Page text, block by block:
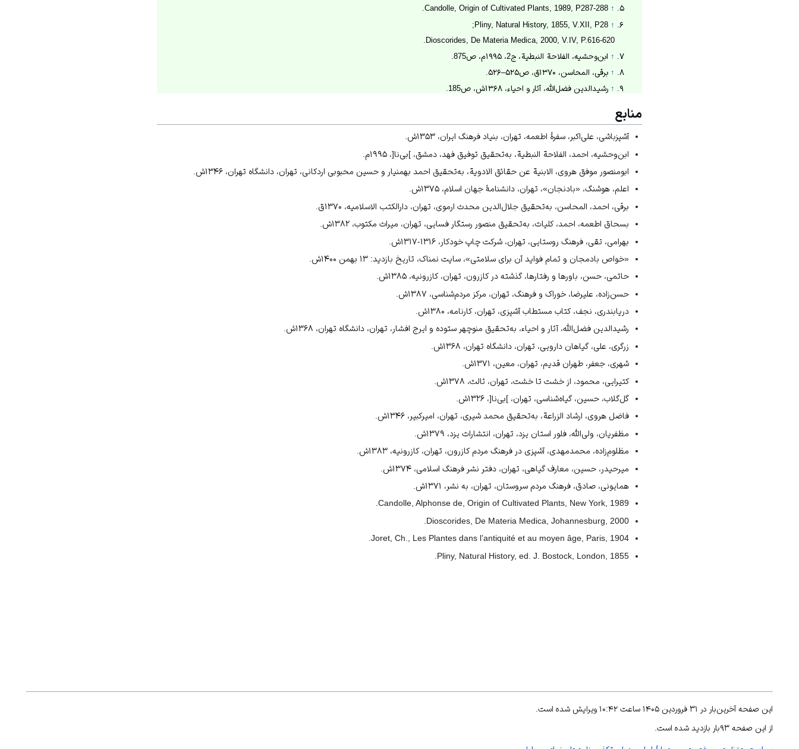
↑
Candolle, Origin of Cultivated Plants, 1989, P287-288.
↑
Pliny, Natural History, 1855, V.XII, P28;
Dioscorides, De Materia Medica, 2000, V.IV, P.616-620.
↑ ابن‌وحشیه، الفلاحة النبطیة، ج2، ۱۹۹۵م، ص875.
↑ برقی، المحاسن، ۱۳۷۰ق، ص۵۲۵–۵۲۶.
↑ رشیدالدین فضل‌الله، آثار و احیاء، ۱۳۶۸ش، ص185.
↑ ابومنصور موفق هروی، الابنیة عن حقائق الادویة، ۱۳۴۶ش، ص۴7.
↑ «خواص بادمجان و تمام فواید آن برای سلامتی»، سایت نمناک.
↑ شهری، طهران قدیم، ج5، ۱۳۷۱ش، ص225-226.
میرحیدر، معارف گیاهی، ج1، ۱۳۷۴ش، ص15.
کتیرایی، از خشت تا خشت، ۱۳۷۸ش، ص۳۲.
↑
مظلوم‌زاده، آشپزی در فرهنگ مردم کازرون، ۱۳۸۳ش، ص۲۷۴.
بسحاق اطعمه، کلیات، ۱۳۸۲ش، ص۱۹–۱۷۵.
↑
آشپزباشی، سفرهٔ اطعمه، ۱۳۵۳ش، ص۲۰ و ۲۲ و ۳۰ و ۳۳ و ۴۶ و ۵۴ و ۵۷ و ۶۰ و ۶۶.
↑ حسن‌زاده، خوراک و فرهنگ، ۱۳۸۷ش، ص۱۱۹–۱۲۰؛
دریابندری، کتاب مستطاب آشپزی، ج1، ۱۳۸۰ش، ص924.
↑ حاتمی، باورها و رفتارها، گذشته در کازرون، ۱۳۸۵ش، ص۲۰۶.
↑ همایونی، فرهنگ مردم سروستان، ۱۳۷۱ش، ص۱۵۵.
منابع
آشپزباشی، علی‌اکبر، سفرهٔ اطعمه، تهران، بنیاد فرهنگ ایران، ۱۳۵۳ش.
ابن‌وحشیه، احمد، الفلاحة النبطیة، به‌تحقیق توفیق فهد، دمشق، ]بی‌نا[، ۱۹۹۵م.
ابومنصور موفق هروی، الابنیة عن حقائق الادویة، به‌تحقیق احمد بهمنیار و حسین محبوبی اردکانی، تهران، دانشگاه تهران، ۱۳۴۶ش.
اعلم، هوشنگ، «بادنجان»، تهران، دانشنامۀ جهان اسلام، ۱۳۷۵ش.
برقی، احمد، المحاسن، به‌تحقیق جلال‌الدین محدث ارموی، تهران، دارالکتب الاسلامیه، ۱۳۷۰ق.
بسحاق اطعمه، احمد، کلیات، به‌تحقیق منصور رستگار فسایی، تهران، میراث مکتوب، ۱۳۸۲ش.
بهرامی، تقی، فرهنگ روستایی، تهران، شرکت چاپ خودکار، ۱۳۱۶-۱۳۱۷ش.
«خواص بادمجان و تمام فواید آن برای سلامتی»، سایت نمناک، تاریخ بازدید: ۱۳ بهمن ۱۴۰۰ش.
حاتمی، حسن، باورها و رفتارها، گذشته در کازرون، تهران، کازرونیه، ۱۳۸۵ش.
حسن‌زاده، علیرضا، خوراک و فرهنگ، تهران، مرکز مردم‌شناسی، ۱۳۸۷ش.
دریابندری، نجف، کتاب مستطاب آشپزی، تهران، کارنامه، ۱۳۸۰ش.
رشیدالدین فضل‌الله، آثار و احیاء، به‌تحقیق منوچهر ستوده و ایرج افشار، تهران، دانشگاه تهران، ۱۳۶۸ش.
زرگری، علی، گیاهان دارویی، تهران، دانشگاه تهران، ۱۳۶۸ش.
شهری، جعفر، طهران قدیم، تهران، معین، ۱۳۷۱ش.
کتیرایی، محمود، از خشت تا خشت، تهران، ثالث، ۱۳۷۸ش.
گل‌گلاب، حسین، گیاه‌شناسی، تهران، ]بی‌نا[، ۱۳۲۶ش.
فاضل هروی، ارشاد الزراعة، به‌تحقیق محمد شیری، تهران، امیرکبیر، ۱۳۴۶ش.
مظفریان، ولی‌الله، فلور استان یزد، تهران، انتشارات یزد، ۱۳۷۹ش.
مظلوم‌زاده، محمدمهدی، آشپزی در فرهنگ مردم کازرون، تهران، کازرونیه، ۱۳۸۳ش.
میرحیدر، حسین، معارف گیاهی، تهران، دفتر نشر فرهنگ اسلامی، ۱۳۷۴ش.
همایونی، صادق، فرهنگ مردم سروستان، تهران، به نشر، ۱۳۷۱ش.
Candolle, Alphonse de, Origin of Cultivated Plants, New York, 1989.
Dioscorides, De Materia Medica, Johannesburg, 2000.
Joret, Ch., Les Plantes dans l’antiquité et au moyen âge, Paris, 1904.
Pliny, Natural History, ed. J. Bostock, London, 1855.
این صفحه آخرین‌بار در ۳۱ فروردین ۱۴۰۵ ساعت ۱۰:۴۲ ویرایش شده است.
از این صفحه ۹۳بار بازدید شده است.